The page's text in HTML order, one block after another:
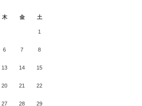
木 金 土
1
6 7 8
13 14 15
20 21 22
27 28 29